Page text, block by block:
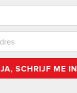
JA, SCHRIJF ME IN